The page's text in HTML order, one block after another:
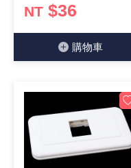
NT $36
購物⾞